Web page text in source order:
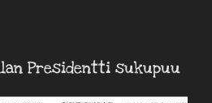
Presidentti sukupuu